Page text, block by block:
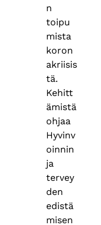
n
toipu
mista
koron
akriisis
tä.
Kehitt
ämistä
ohjaa
Hyvinv
oinnin
ja
tervey
den
edistä
misen